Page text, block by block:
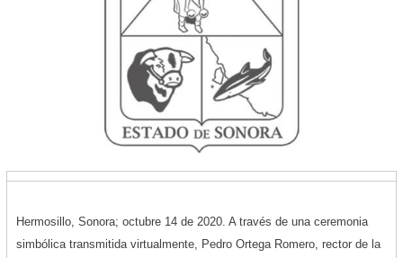
Hermosillo, Sonora; octubre 14 de 2020. A través de una ceremonia
simbólica transmitida virtualmente, Pedro Ortega Romero, rector de la